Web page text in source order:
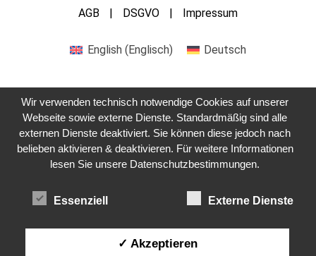
AGB DSGVO Impressum
English(Englisch) Deutsch
Wir verwenden technisch notwendige Cookies auf unserer
Webseite sowie externe Dienste. Standardmäßig sind alle
externen Dienste deaktiviert. Sie können diese jedoch nach
belieben aktivieren & deaktivieren. Für weitere Informationen
lesen Sie unsere Datenschutzbestimmungen.
Essenziell Externe Dienste
✓ Akzeptieren